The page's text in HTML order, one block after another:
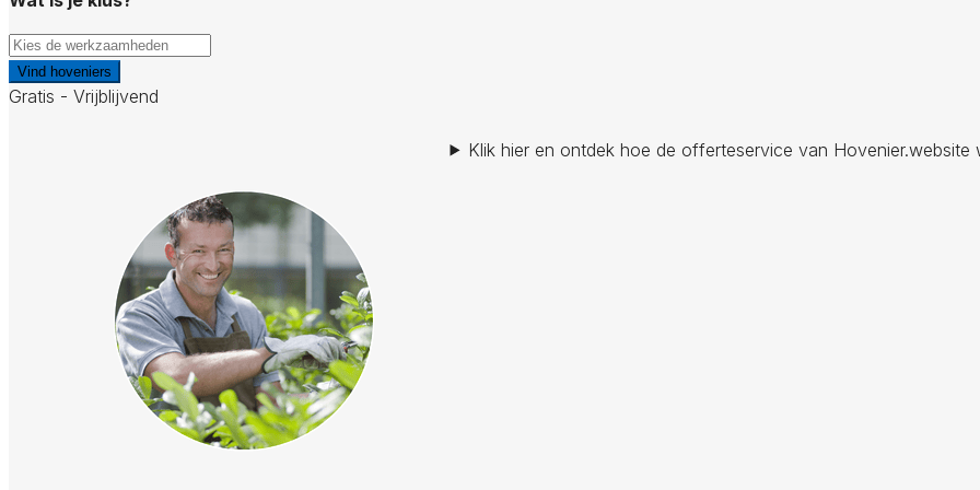
Vind hoveniers
Gratis - Vrijblijvend
Klik hier en ontdek hoe de offerteservice van Hovenier.website